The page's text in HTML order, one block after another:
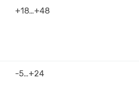
+18…+48
-5…+24